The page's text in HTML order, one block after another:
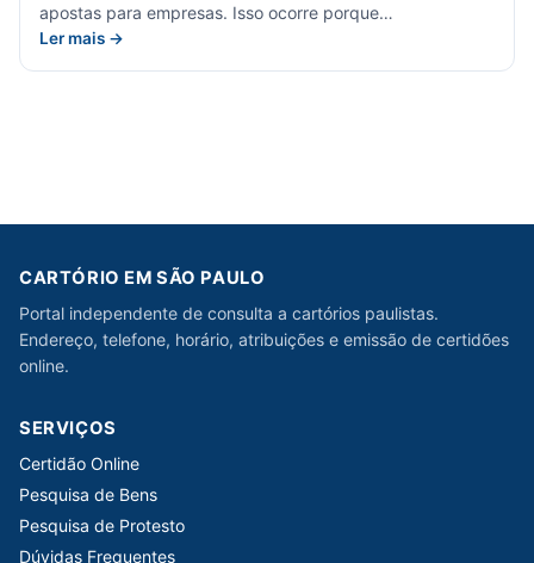
apostas para empresas. Isso ocorre porque…
Ler mais →
CARTÓRIO EM SÃO PAULO
Portal independente de consulta a cartórios paulistas.
Endereço, telefone, horário, atribuições e emissão de certidões
online.
SERVIÇOS
Certidão Online
Pesquisa de Bens
Pesquisa de Protesto
Dúvidas Frequentes